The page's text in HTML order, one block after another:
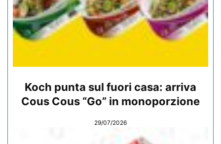
Koch punta sul fuori casa: arriva
Cous Cous “Go” in monoporzione
29/07/2026